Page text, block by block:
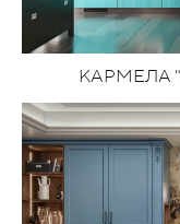
КАРМЕЛА